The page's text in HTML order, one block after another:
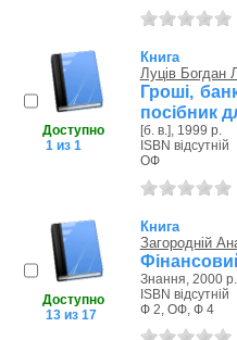
Доступно
1 из 1
Книга
Луців Богдан
Гроші,
посібник
[б. в.], 1999 р.
ISBN відсутній
ОФ
Доступно
13 из 17
Книга
Загородній
Знання, 2000 р.
ISBN відсутній
Ф 2, ОФ, Ф 4